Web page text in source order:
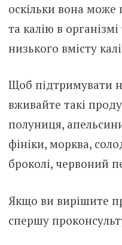
оскільки вона
та калію в
низького вмісту
Щоб підтримувати
вживайте такі
полуниця,
фініки, морква,
броколі, червоний
Якщо ви вирішите
спершу